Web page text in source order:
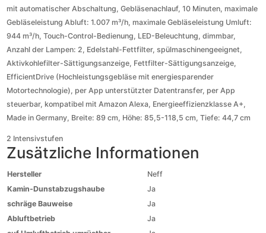
mit automatischer Abschaltung, Gebläsenachlauf, 10 Minuten, maximale
Gebläseleistung Abluft: 1.007 m³/h, maximale Gebläseleistung Umluft:
944 m³/h, Touch-Control-Bedienung, LED-Beleuchtung, dimmbar,
Anzahl der Lampen: 2, Edelstahl-Fettfilter, spülmaschinengeeignet,
Aktivkohlefilter-Sättigungsanzeige, Fettfilter-Sättigungsanzeige,
EfficientDrive (Hochleistungsgebläse mit energiesparender
Motortechnologie), per App unterstützter Datentransfer, per App
steuerbar, kompatibel mit Amazon Alexa, Energieeffizienzklasse A+,
Made in Germany, Breite: 89 cm, Höhe: 85,5-118,5 cm, Tiefe: 44,7 cm
2 Intensivstufen
Zusätzliche Informationen
Hersteller
Neff
Kamin-Dunstabzugshaube
Ja
schräge Bauweise
Ja
Abluftbetrieb
Ja